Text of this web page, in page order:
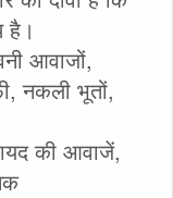
है।
आवाजों,
नकली भूतों,
की आवाजें,